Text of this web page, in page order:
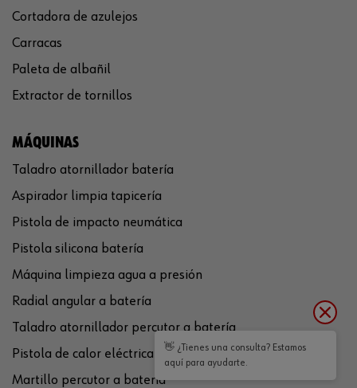
Cortadora de azulejos
Carracas
Paleta de albañil
Extractor de tornillos
MÁQUINAS
Taladro atornillador batería
Aspirador limpia tapicería
Pistola de impacto neumática
Pistola silicona batería
Máquina limpieza agua a presión
Radial angular a batería
Taladro atornillador percutor a batería
Pistola de calor eléctrica
Martillo percutor a batería
👋 ¿Tienes una consulta? Estamos
aquí para ayudarte.